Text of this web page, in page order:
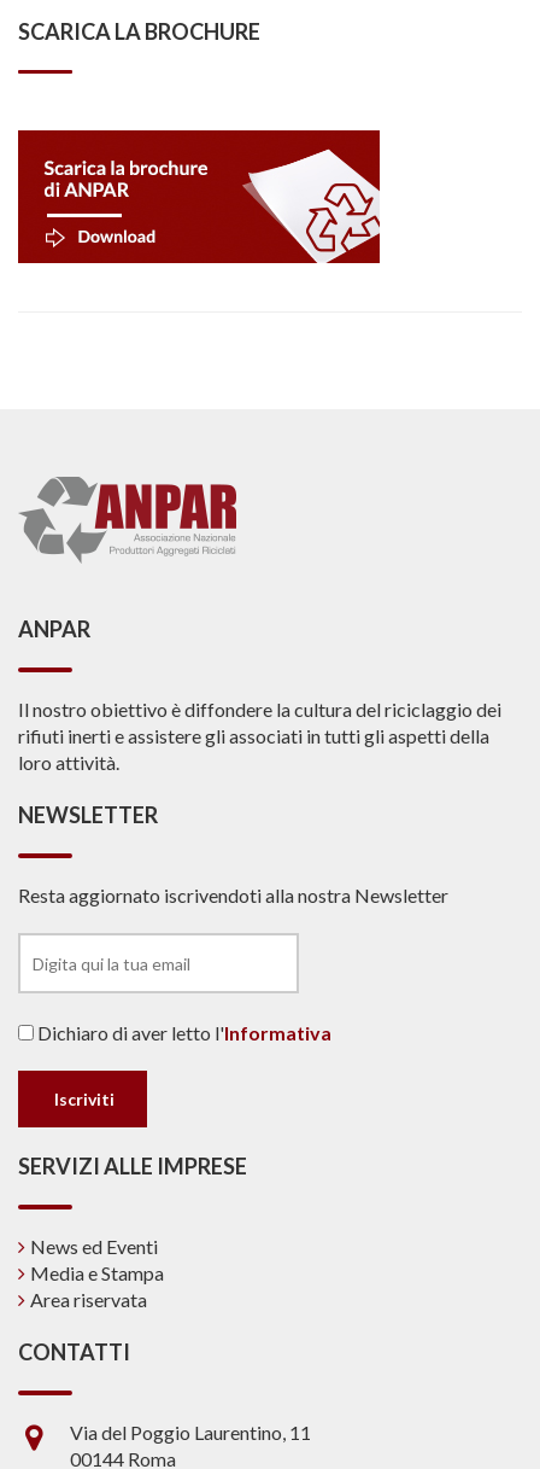
SCARICA LA BROCHURE
ANPAR
Il nostro obiettivo è diffondere la cultura del riciclaggio dei
rifiuti inerti e assistere gli associati in tutti gli aspetti della
loro attività.
NEWSLETTER
Resta aggiornato iscrivendoti alla nostra Newsletter
Dichiaro di aver letto l'Informativa
SERVIZI ALLE IMPRESE
News ed Eventi
Media e Stampa
Area riservata
CONTATTI
Via del Poggio Laurentino, 11
00144 Roma